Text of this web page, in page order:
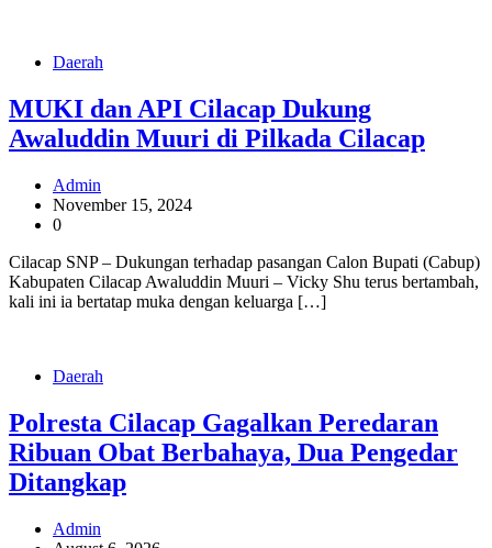
Daerah
MUKI dan API Cilacap Dukung
Awaluddin Muuri di Pilkada Cilacap
Admin
November 15, 2024
0
Cilacap SNP – Dukungan terhadap pasangan Calon Bupati (Cabup)
Kabupaten Cilacap Awaluddin Muuri – Vicky Shu terus bertambah,
kali ini ia bertatap muka dengan keluarga […]
Daerah
Polresta Cilacap Gagalkan Peredaran
Ribuan Obat Berbahaya, Dua Pengedar
Ditangkap
Admin